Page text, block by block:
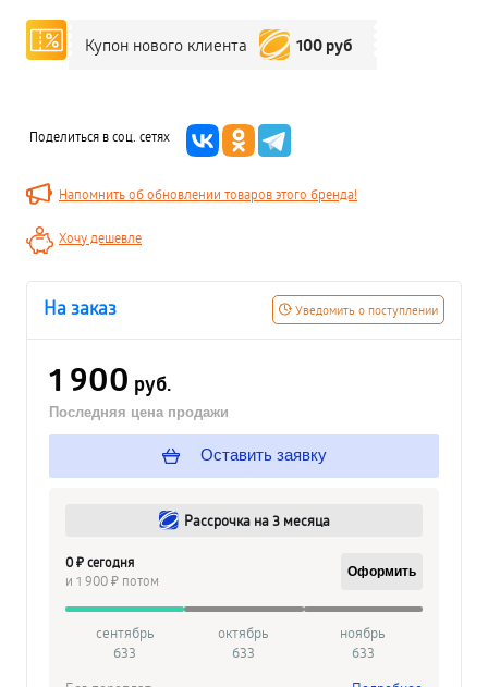
Купон нового клиента 100 руб
Поделиться в соц. сетях
Напомнить об обновлении товаров этого бренда!
Хочу дешевле
Уведомить о поступлении
На заказ
1 900 руб.
Последняя цена продажи
Оставить заявку
Рассрочка на 3 месяца
0 ₽ сегодня
и 1 900 ₽ потом
Оформить
сентябрь
633
октябрь
633
ноябрь
633